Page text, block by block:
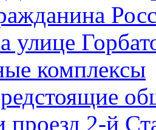
улице
комплексы
проезд 2-й